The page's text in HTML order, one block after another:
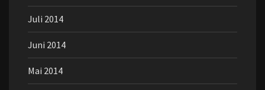
Juli 2014
Juni 2014
Mai 2014